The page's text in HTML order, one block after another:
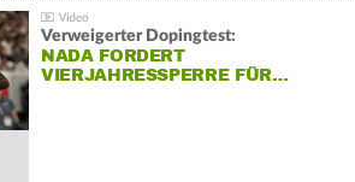
Verweigerter Dopingtest:
NADA FORDERT
VIERJAHRESSPERRE FÜR…